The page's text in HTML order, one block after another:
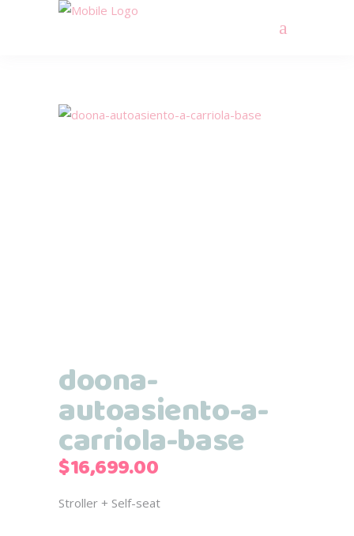
doona-
autoasiento-a-
carriola-base
$16,699.00
Stroller + Self-seat